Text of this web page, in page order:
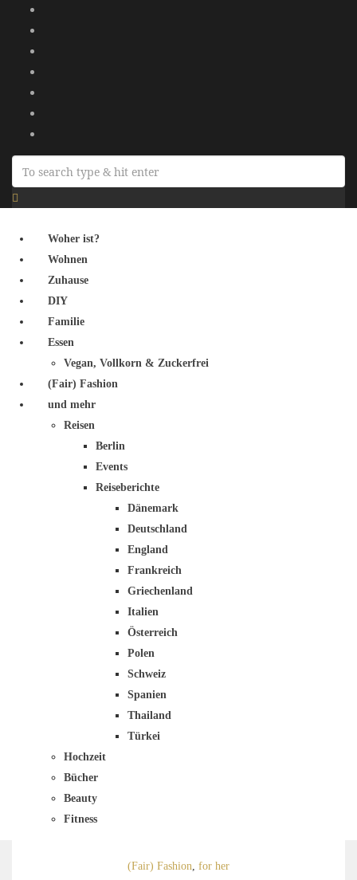
Woher ist?
Wohnen
Zuhause
DIY
Familie
Essen
Vegan, Vollkorn & Zuckerfrei
(Fair) Fashion
und mehr
Reisen
Berlin
Events
Reiseberichte
Dänemark
Deutschland
England
Frankreich
Griechenland
Italien
Österreich
Polen
Schweiz
Spanien
Thailand
Türkei
Hochzeit
Bücher
Beauty
Fitness
(Fair) Fashion, for her